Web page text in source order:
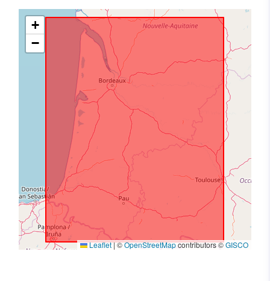
+
−
Leaflet|©OpenStreetMapcontributors ©GISCO